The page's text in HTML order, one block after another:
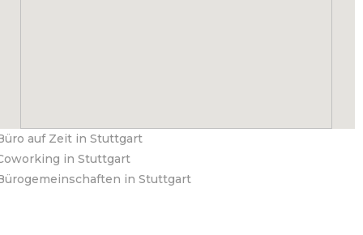
auf Zeit in Stuttgart
in Stuttgart
in Stuttgart